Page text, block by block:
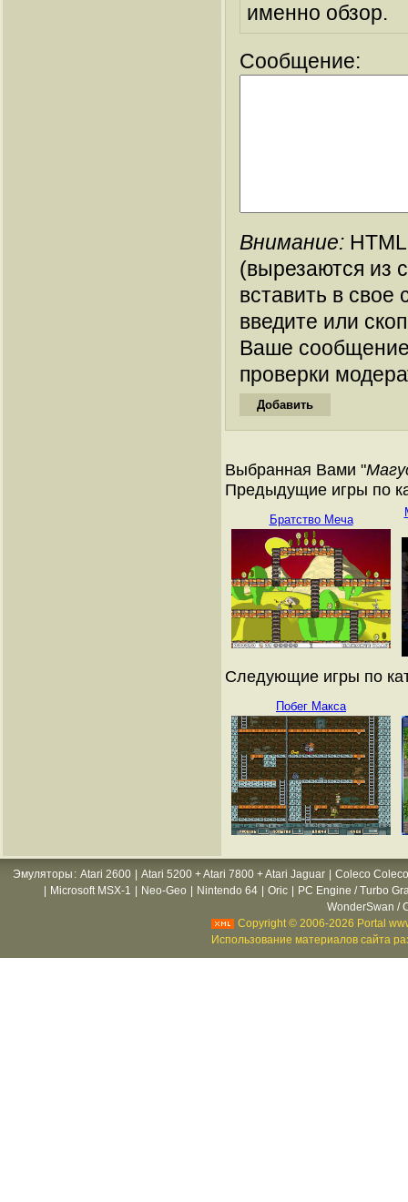
именно обзор.
Сообщение:
Внимание:
(вырезаются из
вставить в
введите или
Ваше
проверки
Выбранная Вами "
Предыдущие игры по
Братство Меча
Следующие игры по
Побег Макса
Эмуляторы : Atari 2600 Atari 5200 + Atari 7800 + Atari Jaguar
Coleco
Microsoft MSX-1 Neo-Geo Nintendo 64 Oric
PC Engine / Turbo
WonderSwan /
Copyright © 2006-2026 Portal
Использование материалов сайта